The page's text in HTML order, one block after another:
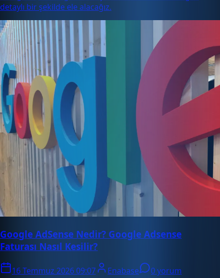
detaylı bir şekilde ele alacağız.
Google AdSense Nedir? Google Adsense
Faturası Nasıl Kesilir?
16 Temmuz 2026 09:07 Enabase
0 yorum